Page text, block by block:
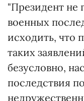
"Президент не
военных
исходить, что
таких
безусловно,
последствия